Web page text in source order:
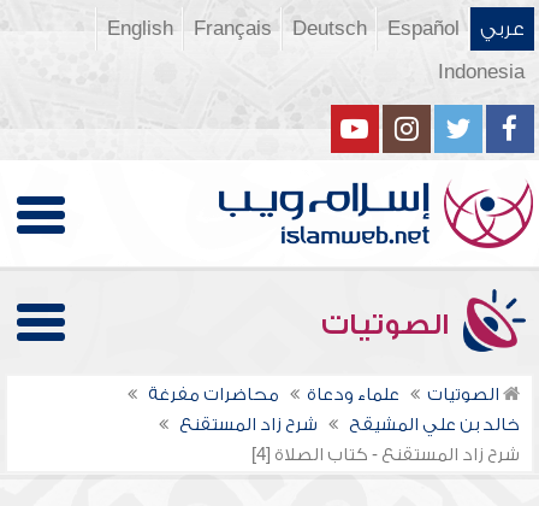
عربي Español
Deutsch
Français
English
Indonesia
الصوتيات
الصوتيات علماء ودعاة
محاضرات مفرغة
خالد بن علي المشيقح
شرح زاد المستقنع
شرح زاد المستقنع - كتاب الصلاة [4]